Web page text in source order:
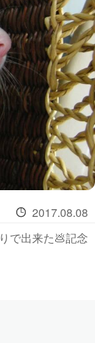
2017.08.08
で出来た💩記念